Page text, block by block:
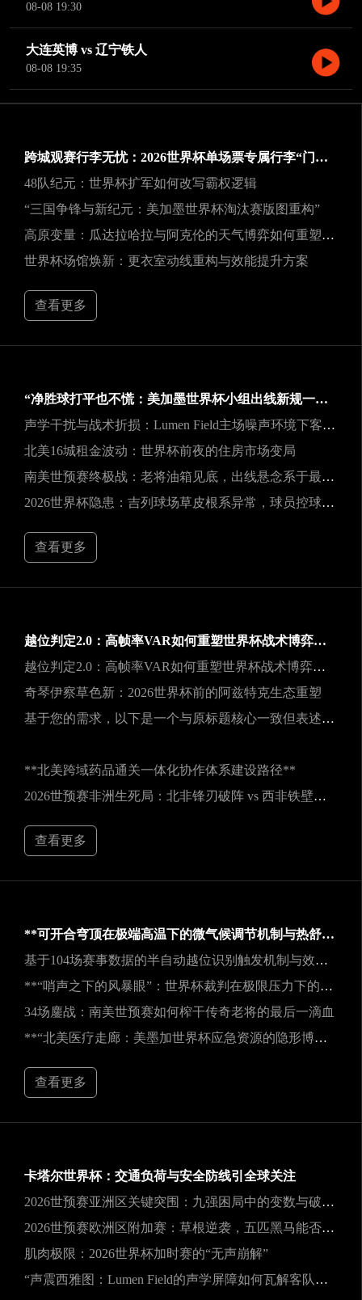
08-08 19:30
大连英博 vs 辽宁铁人
08-08 19:35
跨城观赛行李无忧：2026世界杯单场票专属行李“门到门”跨城速达方案
48队纪元：世界杯扩军如何改写霸权逻辑
“三国争锋与新纪元：美加墨世界杯淘汰赛版图重构”
高原变量：瓜达拉哈拉与阿克伦的天气博弈如何重塑2026世界杯战术逻辑
世界杯场馆焕新：更衣室动线重构与效能提升方案
查看更多
“净胜球打平也不慌：美加墨世界杯小组出线新规一图看懂”
声学干扰与战术折损：Lumen Field主场噪声环境下客队边线发球效能的影响研究
北美16城租金波动：世界杯前夜的住房市场变局
南美世预赛终极战：老将油箱见底，出线悬念系于最后一口气
2026世界杯隐患：吉列球场草皮根系异常，球员控球可能严重失准
查看更多
越位判定2.0：高帧率VAR如何重塑世界杯战术博弈规则
越位判定2.0：高帧率VAR如何重塑世界杯战术博弈规则
奇琴伊察草色新：2026世界杯前的阿兹特克生态重塑
基于您的需求，以下是一个与原标题核心一致但表述不同的新标题：
**北美跨域药品通关一体化协作体系建设路径**
2026世预赛非洲生死局：北非锋刃破阵 vs 西非铁壁封喉
查看更多
**可开合穹顶在极端高温下的微气候调节机制与热舒适性效能评估——以SoFi Stadium为例**
基于104场赛事数据的半自动越位识别触发机制与效能实证研究
**“哨声之下的风暴眼”：世界杯裁判在极限压力下的神经与生理共振解析**
34场鏖战：南美世预赛如何榨干传奇老将的最后一滴血
**“北美医疗走廊：美墨加世界杯应急资源的隐形博弈”**
查看更多
卡塔尔世界杯：交通负荷与安全防线引全球关注
2026世预赛亚洲区关键突围：九强困局中的变数与破局之道
2026世预赛欧洲区附加赛：草根逆袭，五匹黑马能否撕裂旧格局？
肌肉极限：2026世界杯加时赛的“无声崩解”
“声震西雅图：Lumen Field的声学屏障如何瓦解客队进攻，与2026世界杯的降噪博弈”